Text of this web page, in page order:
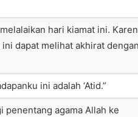
hari kiamat ini.
dapat melihat akhirat dengan
ini adalah ‘Atid.”
penentang agama Allah ke